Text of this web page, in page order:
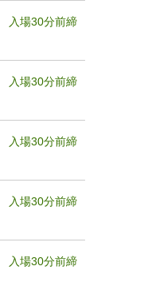
入場30分前締
入場30分前締
入場30分前締
入場30分前締
入場30分前締